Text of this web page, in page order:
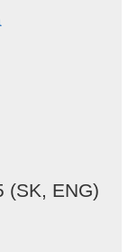
(SK, ENG)